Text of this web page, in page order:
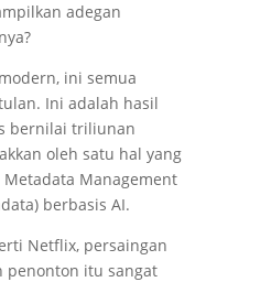
adegan
ini semua
Ini adalah hasil
bernilai triliunan
oleh satu hal yang
Management
berbasis AI.
Netflix, persaingan
penonton itu sangat